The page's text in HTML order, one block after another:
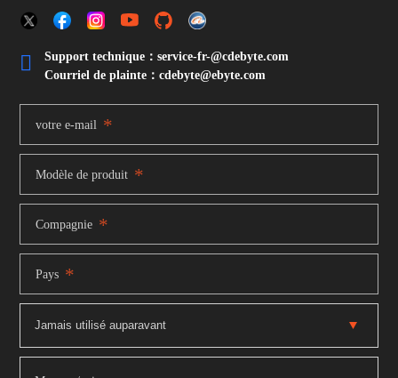

Support technique：service-fr-@cdebyte.com
Courriel de plainte：cdebyte@ebyte.com
votre e-mail *
Modèle de produit *
Compagnie *
Pays *